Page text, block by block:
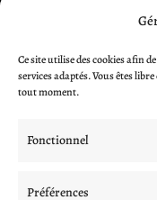
Ce site utilise des cookies afin
services adaptés. Vous êtes
tout moment.
Fonctionnel
Préférences
Informations et aides
CGV
Blog
Contactez-nous
Politique de livraison